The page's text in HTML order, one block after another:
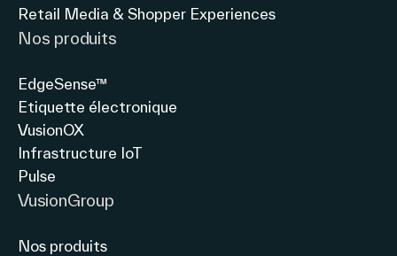
Retail Media & Shopper Experiences
Nos produits
EdgeSense™
Etiquette électronique
VusionOX
Infrastructure IoT
Pulse
VusionGroup
Nos produits